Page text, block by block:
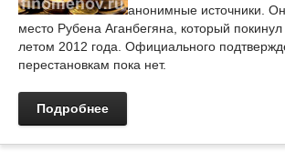
анонимные источники.
место Рубена Аганбегяна, который покинул
летом 2012 года. Официального
перестановкам пока нет.
Подробнее